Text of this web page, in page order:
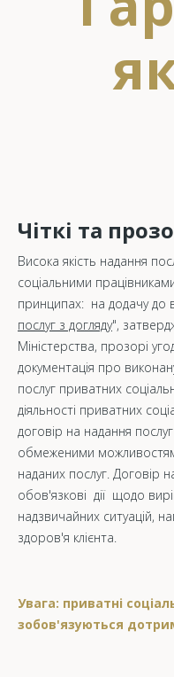
Чіткі та
Висока якість надання
соціальними
принципах: на додачу до
послуг з догляду",
Міністерства, прозорі
документація про
послуг приватних
діяльності приватних
договір на надання
обмеженими
наданих послуг. Договір
обов'язкові дії щодо
надзвичайних ситуацій,
здоров'я клієнта.
Увага: приватні
зобов'язуються